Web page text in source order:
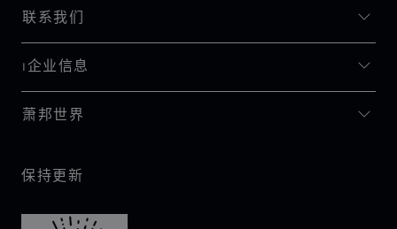
联系我们
I企业信息
萧邦世界
保持更新